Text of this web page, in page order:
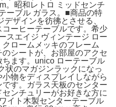
。昭和レトロ ミッドセンチ
ーブル ガラス。■商品の特
ザインを彷彿とさせる、
ーヒーテーブルです。希少
スエイジ ヴィンテージ ロー
ロームメッキのフレーム
シートが、お部屋のアクセ
ます。unico ローテーブル
状のマガジンラックになっ
物をディスプレイしながら
す。ガラス天板のセンター
ンチュリーがお好きな方に
イト木製センターテーブル